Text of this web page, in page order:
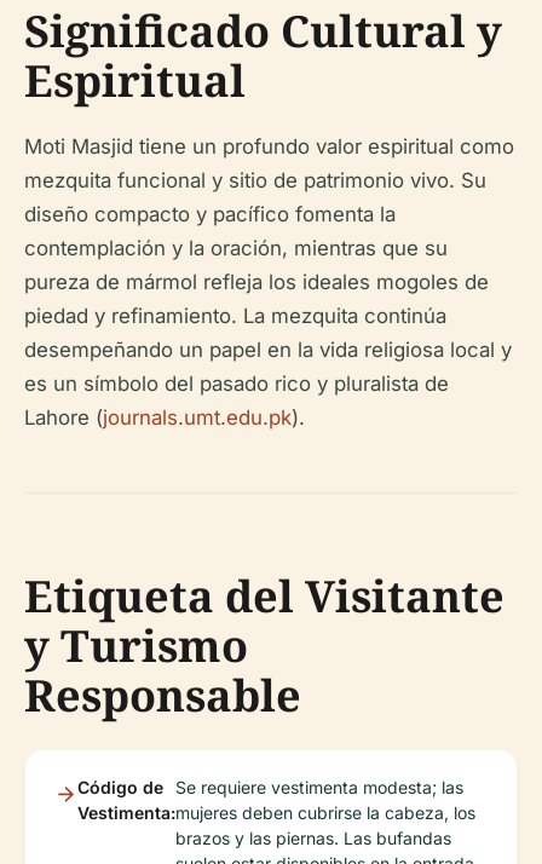
Significado Cultural y
Espiritual
Moti Masjid tiene un profundo valor espiritual como
mezquita funcional y sitio de patrimonio vivo. Su
diseño compacto y pacífico fomenta la
contemplación y la oración, mientras que su
pureza de mármol refleja los ideales mogoles de
piedad y refinamiento. La mezquita continúa
desempeñando un papel en la vida religiosa local y
es un símbolo del pasado rico y pluralista de
Lahore (journals.umt.edu.pk).
Etiqueta del Visitante
y Turismo
Responsable
Código de
Vestimenta:
Se requiere vestimenta modesta; las
mujeres deben cubrirse la cabeza, los
brazos y las piernas. Las bufandas